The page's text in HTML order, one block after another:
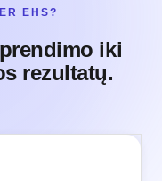
EHS?
iki
rezultatų.